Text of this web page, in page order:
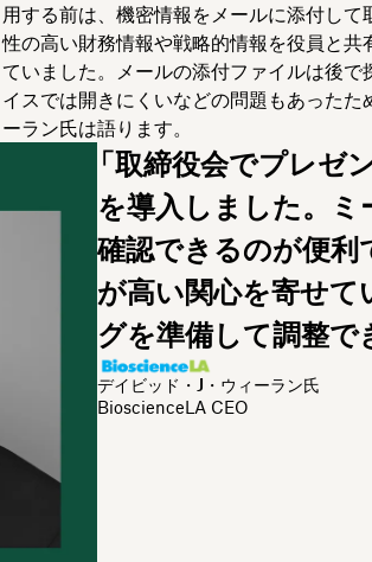
用する前は、機密情報をメールに添付し
性の高い財務情報や戦略的情報を役員と
ていました。メールの添付ファイルは後
イスでは開きにくいなどの問題もあった
ーラン氏は語ります。
「取締役会でプレ
を導入しました。
確認できるのが便利
が高い関心を寄せ
グを準備して調整で
デイビッド・J・ウィーラン氏
BioscienceLA CEO